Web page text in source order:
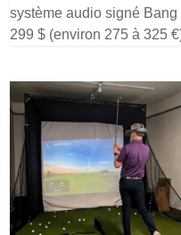
système audio signé
299 $ (environ 275 à 325